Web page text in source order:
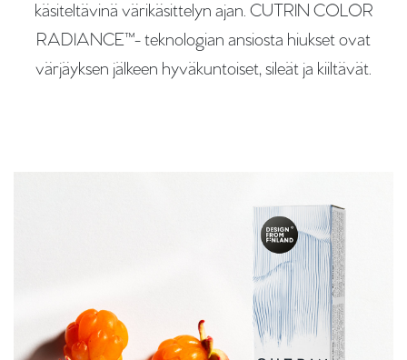
käsiteltävinä värikäsittelyn ajan. CUTRIN COLOR
RADIANCE™- teknologian ansiosta hiukset ovat
värjäyksen jälkeen hyväkuntoiset, sileät ja kiiltävät.